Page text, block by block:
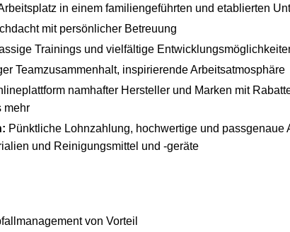
in einem familiengeführten und etablierten
mit persönlicher Betreuung
Trainings und vielfältige
Teamzusammenhalt, inspirierende Arbeitsatmosphäre
namhafter Hersteller und Marken mit
mehr
Pünktliche Lohnzahlung, hochwertige und passgenaue
und Reinigungsmittel und -geräte
von Vorteil